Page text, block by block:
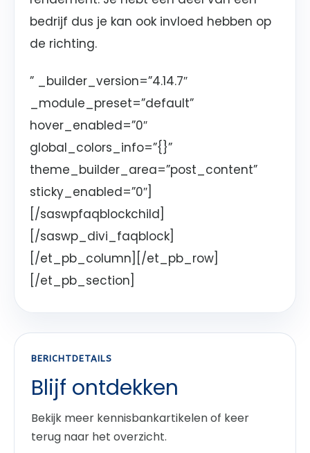
bedrijf dus je kan ook invloed hebben op
de richting.
” _builder_version=”4.14.7″
_module_preset=”default”
hover_enabled=”0″
global_colors_info=”{}”
theme_builder_area=”post_content”
sticky_enabled=”0″]
[/saswpfaqblockchild]
[/saswp_divi_faqblock]
[/et_pb_column][/et_pb_row]
[/et_pb_section]
BERICHTDETAILS
Blijf ontdekken
Bekijk meer kennisbankartikelen of keer
terug naar het overzicht.